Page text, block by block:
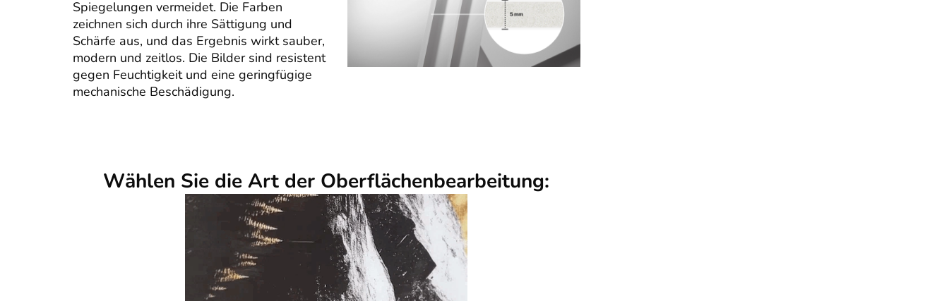
Spiegelungen vermeidet. Die Farben
zeichnen sich durch ihre Sättigung und
Schärfe aus, und das Ergebnis wirkt sauber,
modern und zeitlos. Die Bilder sind resistent
gegen Feuchtigkeit und eine geringfügige
mechanische Beschädigung.
Wählen Sie die Art der Oberflächenbearbeitung: